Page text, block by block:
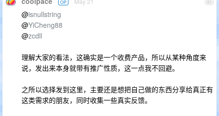
41
OP
@isnullstring
@YiCheng88
@zcdll
理解大家的看法，这确实是一个收费产品，所以从某种角度来
说，发出来本身就带有推广性质，这一点我不回避。
之所以选择发到这里，主要还是想把自己做的东西分享给真正有
这类需求的朋友，同时收集一些真实反馈。